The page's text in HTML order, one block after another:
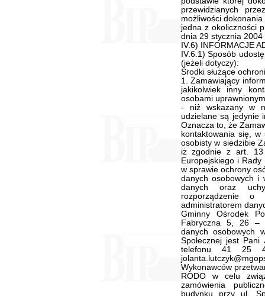
przewidzianych
możliwości
jedna z okoliczności
dnia 29 stycznia
IV.6) INFORMACJE
IV.6.1) Sposób
(jeżeli dotyczy):
Środki służące
1. Zamawiający
jakikolwiek inny
osobami
- niż wskazany w
udzielane są jedynie
Oznacza to, że
kontaktowania się,
osobisty w siedzibie
iż zgodnie z art.
Europejskiego i
w sprawie ochrony
danych osobowych i
danych oraz
rozporządzenie
administratorem
Gminny Ośrodek
Fabryczna 5, 26 –
danych osobowych
Społecznej jest
telefonu 41 25
Wykonawców
RODO w celu
zamówienia
budynku przy ul.